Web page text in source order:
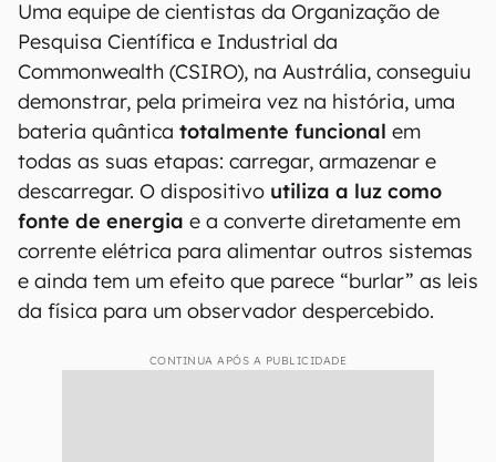
Uma equipe de cientistas da Organização de
Pesquisa Científica e Industrial da
Commonwealth (CSIRO), na Austrália, conseguiu
demonstrar, pela primeira vez na história, uma
bateria quântica totalmente funcional em
todas as suas etapas: carregar, armazenar e
descarregar. O dispositivo utiliza a luz como
fonte de energia e a converte diretamente em
corrente elétrica para alimentar outros sistemas
e ainda tem um efeito que parece “burlar” as leis
da física para um observador despercebido.
CONTINUA APÓS A PUBLICIDADE